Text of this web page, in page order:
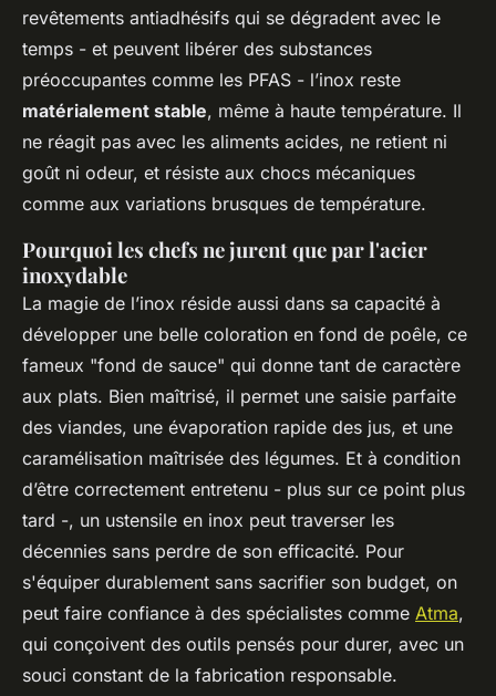
revêtements antiadhésifs qui se dégradent avec le
temps - et peuvent libérer des substances
préoccupantes comme les PFAS - l’inox reste
matérialement stable, même à haute température. Il
ne réagit pas avec les aliments acides, ne retient ni
goût ni odeur, et résiste aux chocs mécaniques
comme aux variations brusques de température.
Pourquoi les chefs ne jurent que par l'acier
inoxydable
La magie de l’inox réside aussi dans sa capacité à
développer une belle coloration en fond de poêle, ce
fameux "fond de sauce" qui donne tant de caractère
aux plats. Bien maîtrisé, il permet une saisie parfaite
des viandes, une évaporation rapide des jus, et une
caramélisation maîtrisée des légumes. Et à condition
d’être correctement entretenu - plus sur ce point plus
tard -, un ustensile en inox peut traverser les
décennies sans perdre de son efficacité. Pour
s'équiper durablement sans sacrifier son budget, on
peut faire confiance à des spécialistes comme Atma,
qui conçoivent des outils pensés pour durer, avec un
souci constant de la fabrication responsable.